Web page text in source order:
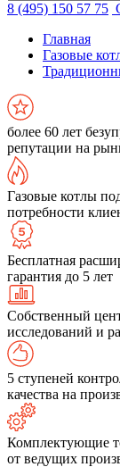
8 (495) 150 57 75
Главная
Газовые
более 60 лет
репутации на
Газовые котлы
потребности
Бесплатная
гарантия до 5 лет
Собственный
исследований и
5 ступеней
качества на
Комплектующие
от ведущих